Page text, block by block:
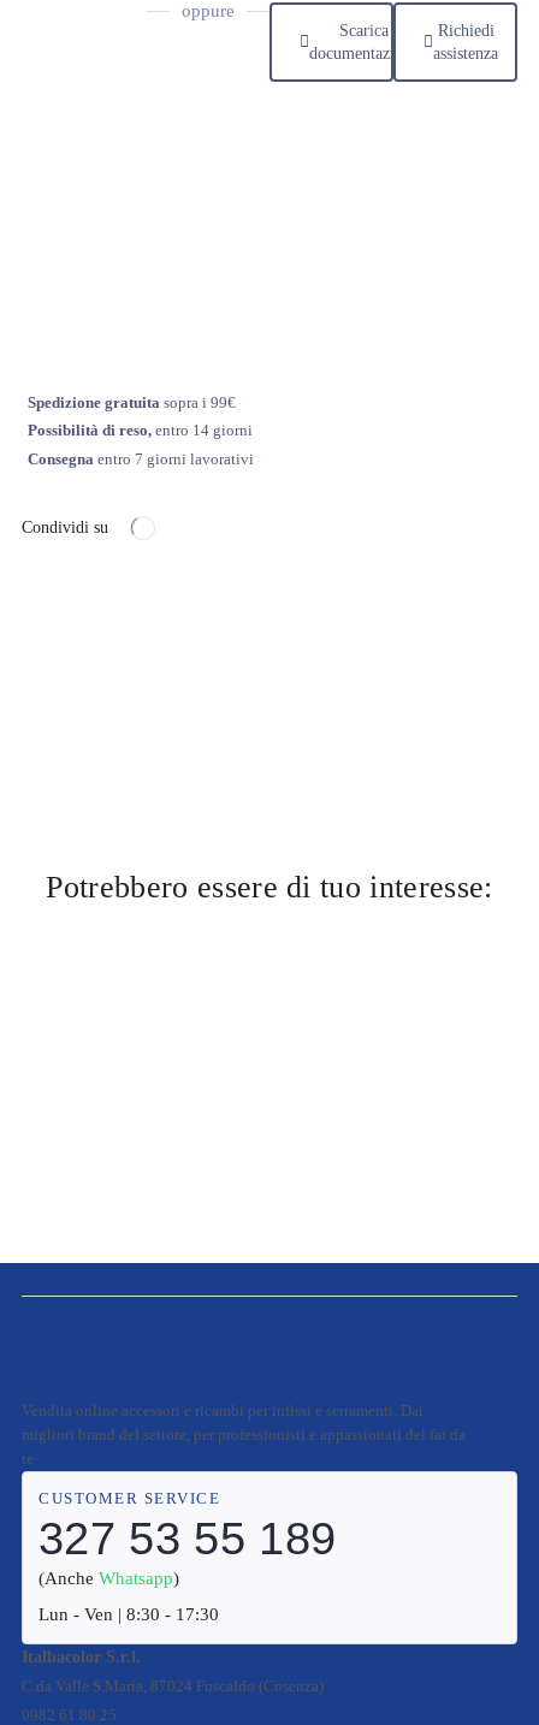
oppure
Scarica
documentazione
Richiedi
assistenza
Spedizione gratuita sopra i 99€
Possibilità di reso, entro 14 giorni
Consegna entro 7 giorni lavorativi
Condividi su
Potrebbero essere di tuo interesse:
Vendita online accessori e ricambi per infissi e serramenti. Dai
migliori brand del settore, per professionisti e appassionati del fai da
te
CUSTOMER SERVICE
327 53 55 189
(AncheWhatsapp)
Lun - Ven | 8:30 - 17:30
Italbacolor S.r.l.
C.da Valle S.Maria, 87024 Fuscaldo (Cosenza)
0982 61 80 25